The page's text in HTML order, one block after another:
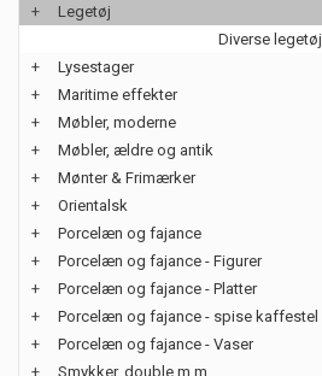
+
Legetøj
Diverse legetøj
+
Lysestager
+
Maritime effekter
+
Møbler, moderne
+
Møbler, ældre og antik
+
Mønter & Frimærker
+
Orientalsk
+
Porcelæn og fajance
+
Porcelæn og fajance - Figurer
+
Porcelæn og fajance - Platter
+
Porcelæn og fajance - spise kaffestel
+
Porcelæn og fajance - Vaser
+
Smykker, double m.m.